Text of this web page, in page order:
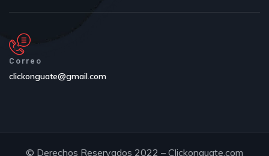
Correo
clickonguate@gmail.com
© Derechos Reservados 2022 – Clickonguate.com